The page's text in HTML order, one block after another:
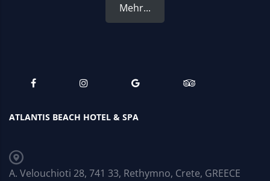
Mehr...
ATLANTIS BEACH HOTEL & SPA
A. Velouchioti 28, 741 33, Rethymno, Crete, GREECE